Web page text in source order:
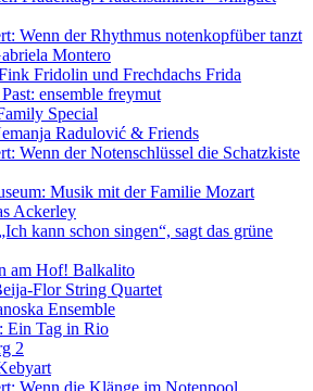
Wenn der Rhythmus notenkopfüber tanzt
Montero
Fridolin und Frechdachs Frida
ensemble freymut
Special
Radulović & Friends
Wenn der Notenschlüssel die Schatzkiste
Musik mit der Familie Mozart
Ackerley
kann schon singen“, sagt das grüne
am Hof! Balkalito
Flor String Quartet
Ensemble
Ein Tag in Rio
2
Wenn die Klänge im Notenpool